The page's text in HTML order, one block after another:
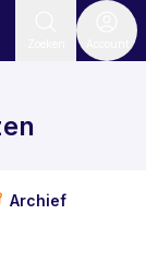
Archief